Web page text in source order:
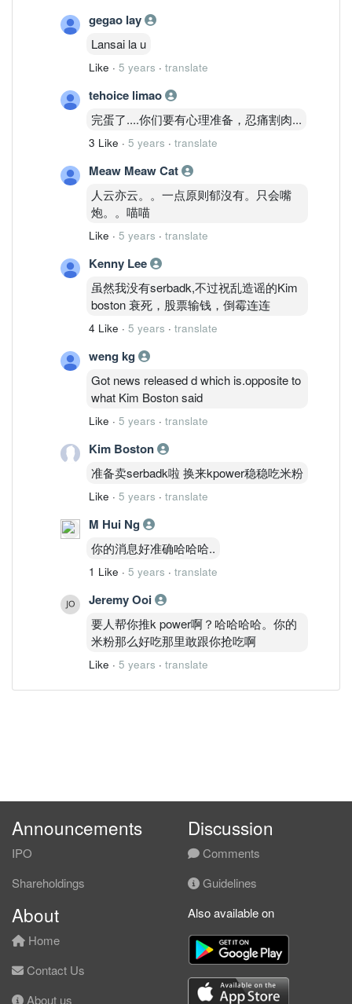
gegao lay
Lansai la u
Like · 5 years · translate
tehoice limao
完蛋了....你们要有心理准备，忍痛割肉...
3 Like · 5 years · translate
Meaw Meaw Cat
人云亦云。。一点原则郁沒有。只会嘴
炮。。喵喵
Like · 5 years · translate
Kenny Lee
虽然我没有serbadk,不过祝乱造谣的Kim
boston 衰死，股票输钱，倒霉连连
4 Like · 5 years · translate
weng kg
Got news released d which is.opposite to
what Kim Boston said
Like · 5 years · translate
Kim Boston
准备卖serbadk啦 换来kpower稳稳吃米粉
Like · 5 years · translate
M Hui Ng
你的消息好准确哈哈哈..
1 Like · 5 years · translate
Jeremy Ooi
要人帮你推k power啊？哈哈哈哈。你的
米粉那么好吃那里敢跟你抢吃啊
Like · 5 years · translate
Announcements
IPO
Shareholdings
Discussion
Comments
Guidelines
About
Home
Contact Us
About us
Also available on